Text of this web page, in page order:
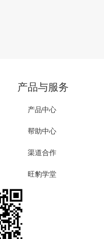
产品与服务
产品中心
帮助中心
渠道合作
旺豹学堂